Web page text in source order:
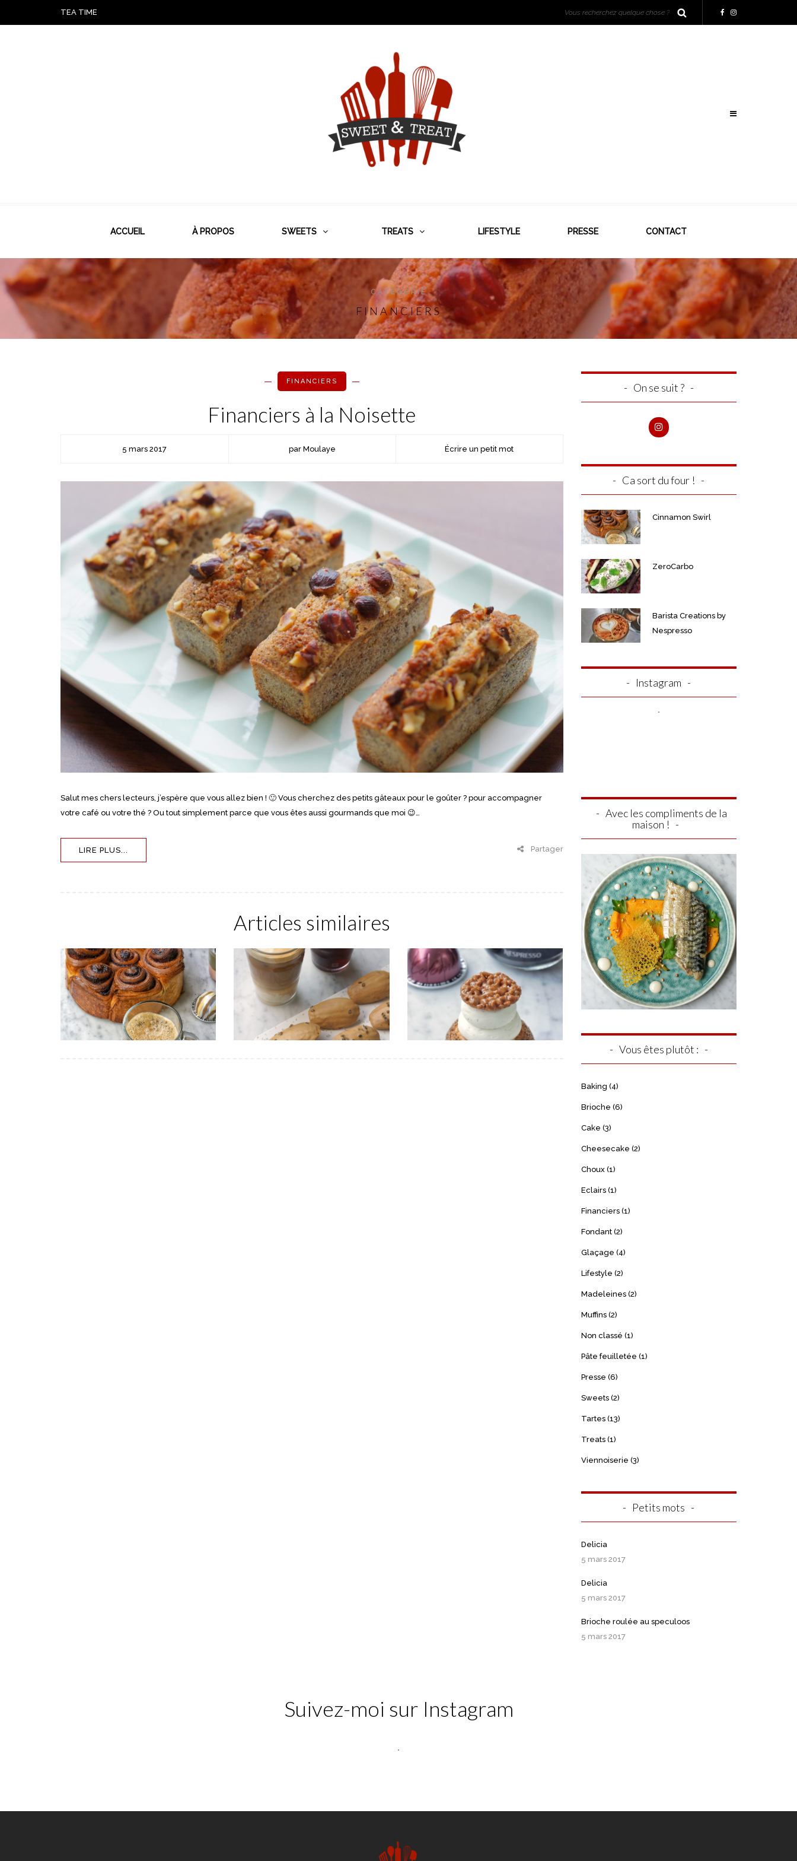
TEA TIME
ACCUEIL À PROPOS SWEETS TREATS LIFESTYLE PRESSE CONTACT
CATÉGORIE
FINANCIERS
FINANCIERS
Financiers à la Noisette
5 mars 2017 par Moulaye Écrire un petit mot
Salut mes chers lecteurs, j’espère que vous allez bien ! 🙂 Vous cherchez des petits gâteaux pour le goûter ? pour accompagner
votre café ou votre thé ? Ou tout simplement parce que vous êtes aussi gourmands que moi 😉…
LIRE PLUS... Partager
Articles similaires
On se suit ?
Ca sort du four !
Cinnamon Swirl
ZeroCarbo
Barista Creations by
Nespresso
Instagram
Avec les compliments de la
maison !
Vous êtes plutôt :
Baking (4)
Brioche (6)
Cake (3)
Cheesecake (2)
Choux(1)
Eclairs(1)
Financiers(1)
Fondant(2)
Glaçage (4)
Lifestyle (2)
Madeleines(2)
Muffins(2)
Non classé (1)
Pâte feuilletée (1)
Presse (6)
Sweets(2)
Tartes(13)
Treats(1)
Viennoiserie (3)
Petits mots
Delicia
5 mars 2017
Delicia
5 mars 2017
Brioche roulée au speculoos
5 mars 2017
Suivez-moi sur Instagram